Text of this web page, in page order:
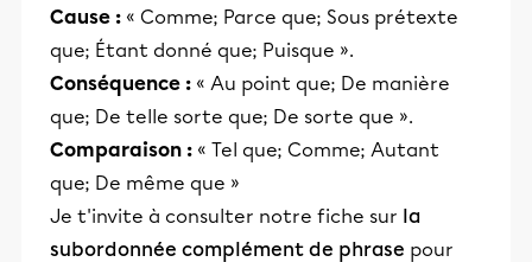
Cause : « Comme; Parce que; Sous prétexte
que; Étant donné que; Puisque ».
Conséquence : « Au point que; De manière
que; De telle sorte que; De sorte que ».
Comparaison : « Tel que; Comme; Autant
que; De même que »
Je t'invite à consulter notre fiche sur la
subordonnée complément de phrase pour